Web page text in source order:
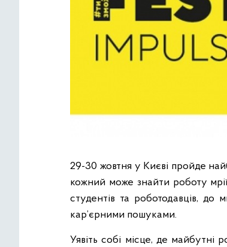
29-30 жовтня у Києві пройде
кожний може знайти роботу
студентів та роботодавців,
кар’єрними пошуками.
Уявіть собі місце, де майбутні